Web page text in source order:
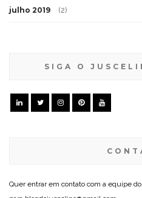
julho 2019 (2)
SIGA O
Quer entrar em contato com a equipe